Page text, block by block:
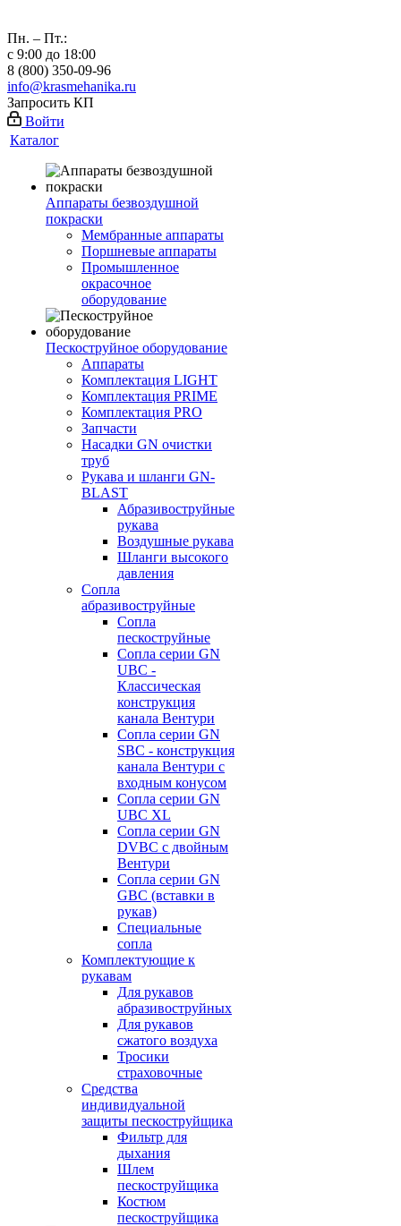
Пн. – Пт.:
с 9:00 до 18:00
8 (800) 350-09-96
info@krasmehanika.ru
Запросить КП
Войти
Каталог
Аппараты безвоздушной
покраски
Мембранные аппараты
Поршневые аппараты
Промышленное
окрасочное
оборудование
Пескоструйное оборудование
Аппараты
Комплектация LIGHT
Комплектация PRIME
Комплектация PRO
Запчасти
Насадки GN очистки
труб
Рукава и шланги GN-
BLAST
Абразивоструйные
рукава
Воздушные рукава
Шланги высокого
давления
Сопла
абразивоструйные
Сопла
пескоструйные
Сопла серии GN
UBC -
Классическая
конструкция
канала Вентури
Сопла серии GN
SBC - конструкция
канала Вентури c
входным конусом
Сопла серии GN
UBC XL
Сопла серии GN
DVBC с двойным
Вентури
Сопла серии GN
GBC (вставки в
рукав)
Специальные
сопла
Комплектующие к
рукавам
Для рукавов
абразивоструйных
Для рукавов
сжатого воздуха
Тросики
страховочные
Средства
индивидуальной
защиты пескоструйщика
Фильтр для
дыхания
Шлем
пескоструйщика
Костюм
пескоструйщика